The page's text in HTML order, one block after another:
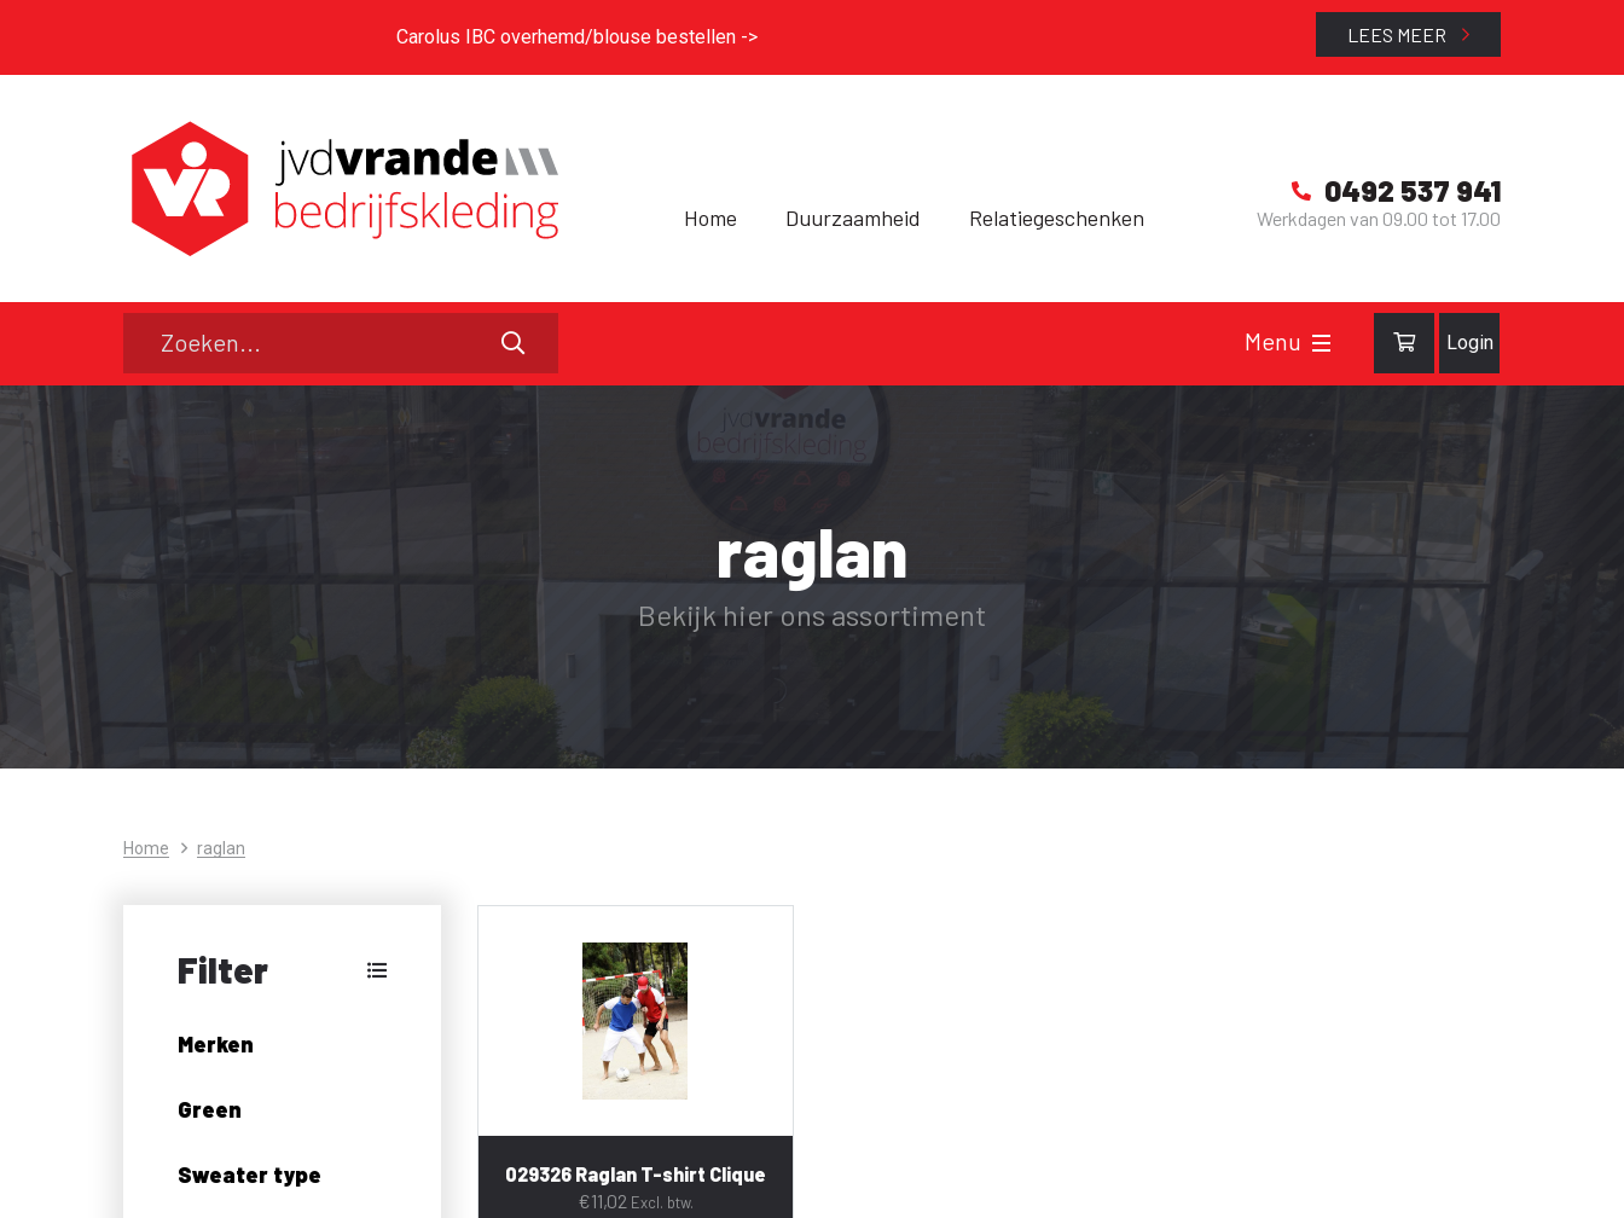
Carolus IBC overhemd/blouse bestellen -> LEES MEER
0492 537 941
Werkdagen van 09.00 tot 17.00
Home Duurzaamheid Relatiegeschenken
Login
raglan
Bekijk hier ons assortiment
Home raglan
Filter
Merken
Green
Sweater type
029326 Raglan T-shirt Clique
€11,02 Excl. btw.